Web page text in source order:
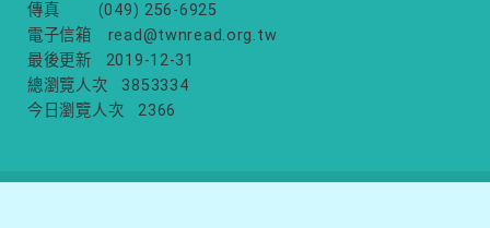
傳真
(049) 256-6925
電子信箱
read@twnread.org.tw
最後更新
2019-12-31
總瀏覽人次
3853334
今日瀏覽人次
2366